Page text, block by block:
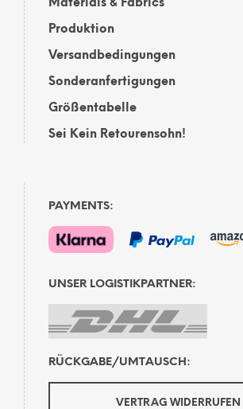
Materials & Fabrics
Produktion
Versandbedingungen
Sonderanfertigungen
Größentabelle
Sei Kein Retourensohn!
PAYMENTS:
UNSER LOGISTIKPARTNER:
RÜCKGABE/UMTAUSCH:
VERTRAG WIDERRUFEN